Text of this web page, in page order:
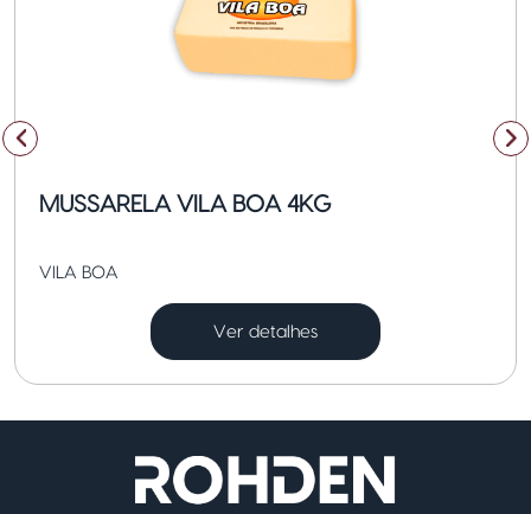
MUSSARELA VILA BOA 4KG
VILA BOA
Ver detalhes